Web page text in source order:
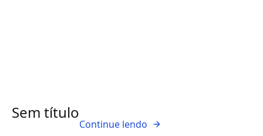
Sem título
Continue lendo